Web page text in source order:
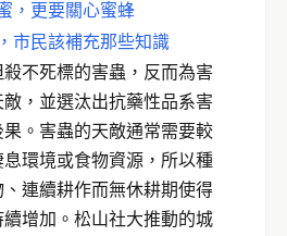
，更要關心蜜蜂
市民該補充那些知識
不死標的害蟲，反而為害
，並選汰出抗藥性品系害
。害蟲的天敵通常需要較
環境或食物資源，所以種
連續耕作而無休耕期使得
增加。松山社大推動的城